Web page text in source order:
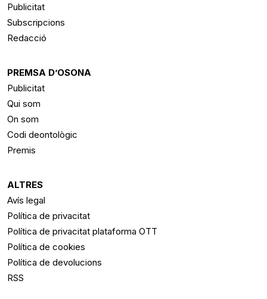
Publicitat
Subscripcions
Redacció
PREMSA D’OSONA
Publicitat
Qui som
On som
Codi deontològic
Premis
ALTRES
Avís legal
Política de privacitat
Política de privacitat plataforma OTT
Política de cookies
Política de devolucions
RSS